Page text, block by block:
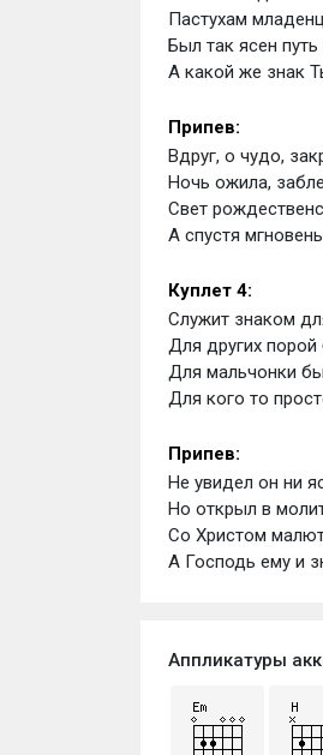
Пастухам
Был так ясен
А какой же знак
Припев:
Вдруг, о чудо,
Ночь ожила,
Свет
А спустя
Куплет 4:
Служит знаком
Для других порой
Для мальчонки
Для кого то
Припев:
Не увидел он ни
Но открыл в
Со Христом
А Господь ему и
Аппликатуры